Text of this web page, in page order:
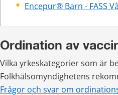
Encepur® Barn - FASS
Ordination av
Vilka yrkeskategorier som är
Folkhälsomyndighetens
Frågor och svar om